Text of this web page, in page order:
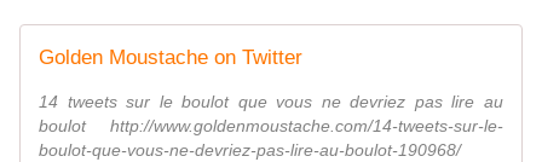
Golden Moustache on Twitter
14 tweets sur le boulot que vous ne devriez pas lire au
boulot http://www.goldenmoustache.com/14-tweets-sur-le-
boulot-que-vous-ne-devriez-pas-lire-au-boulot-190968/